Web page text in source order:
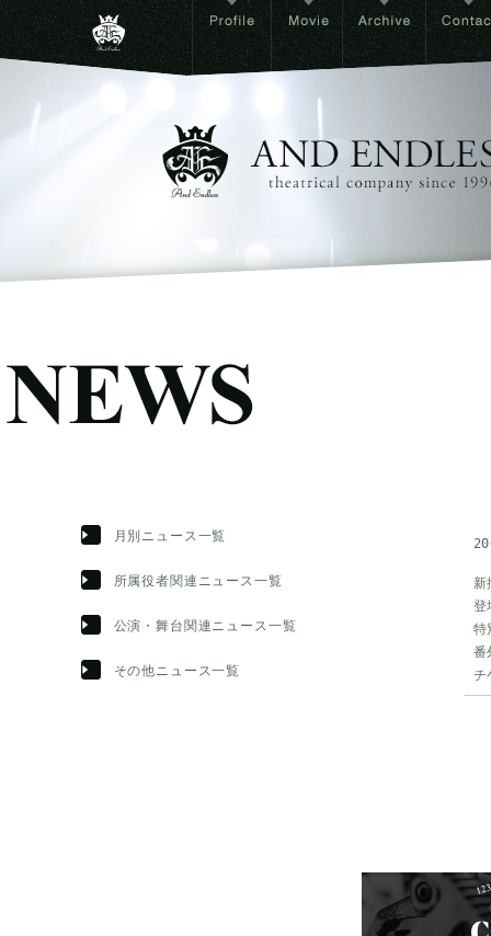
月別ニュース一覧
所属役者関連ニュース一覧
公演・舞台関連ニュース一覧
その他ニュース一覧
新
登
特
番
チ